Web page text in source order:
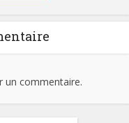
un commentaire.